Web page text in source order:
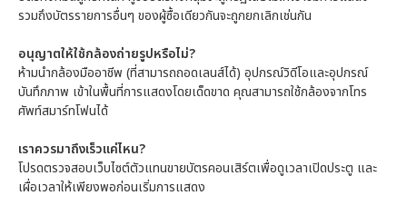
รวมถึงบัตรรายการอื่นๆ ของผู้ซื้อเดียวกันจะถูกยกเลิกเช่นกัน
อนุญาตให้ใช้กล้องถ่ายรูปหรือไม่?
ห้ามนำกล้องมืออาชีพ (ที่สามารถถอดเลนส์ได้) อุปกรณ์วิดีโอและอุปกรณ์
บันทึกภาพ เข้าในพื้นที่การแสดงโดยเด็ดขาด คุณสามารถใช้กล้องจากโทร
ศัพท์สมาร์ทโฟนได้
เราควรมาถึงเร็วแค่ไหน?
โปรดตรวจสอบเว็บไซต์ตัวแทนขายบัตรคอนเสิร์ตเพื่อดูเวลาเปิดประตู และ
เผื่อเวลาให้เพียงพอก่อนเริ่มการแสดง